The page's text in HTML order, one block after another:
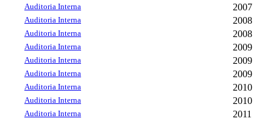
Auditoria Interna
2007
Auditoria Interna 2008
Auditoria Interna 2008
Auditoria Interna 2009
Auditoria Interna 2009
Auditoria Interna 2009
Auditoria Interna 2010
Auditoria Interna 2010
Auditoria Interna 2011